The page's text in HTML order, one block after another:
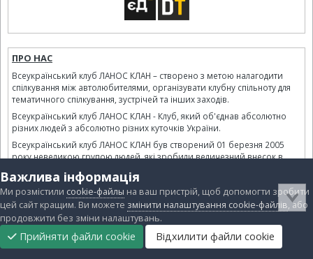
ПРО НАС
Всеукраїнський клуб ЛАНОС КЛАН – створено з метою налагодити
спілкування між автолюбителями, організувати клубну спільноту для
тематичного спілкування, зустрічей та інших заходів.
Всеукраїнський клуб ЛАНОС КЛАН - Клуб, який об'єднав абсолютно
різних людей з абсолютно різних куточків України.
Всеукраїнський клуб ЛАНОС КЛАН був створений 01 березня 2005
року невеликою групою людей, які зробили величезний внесок в
Адміністрація
SeregaVinГолова Адміністрації
Важлива інформація
Ми розмістили cookie-файлы на ваш пристрій, щоб допомогти зробити
цей сайт кращим. Ви можете змінити налаштування cookie-файлів, або
продовжити без зміни налаштувань.
Прийняти файли cookie Відхилити файли cookie
Головна
Підтримати
нас
Прибрати
рекламу
Завантаження Непрочитані Реєстрація